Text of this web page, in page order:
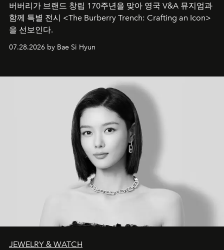
버버리가 브랜드 창립 170주년을 맞아 영국 V&A 뮤지엄과
함께 특별 전시 <The Burberry Trench: Crafting an Icon>
을 선보인다.
07.28.2026 by Bae Si Hyun
JEWELRY & WATCH